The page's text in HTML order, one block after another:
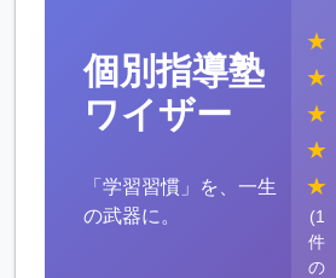
個別指導塾
ワイザー
「学習習慣」を、一生
の武器に。
★
★
★
★
★
(1
件
の